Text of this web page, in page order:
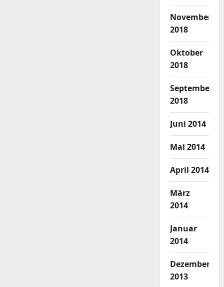
November
2018
Oktober
2018
September
2018
Juni 2014
Mai 2014
April 2014
März
2014
Januar
2014
Dezember
2013